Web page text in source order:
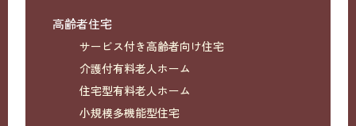
高齢者住宅
サービス付き高齢者向け住宅
介護付有料老人ホーム
住宅型有料老人ホーム
小規模多機能型住宅